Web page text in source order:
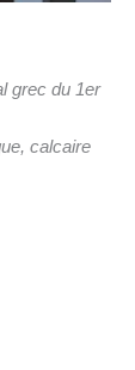
grec du 1er
calcaire